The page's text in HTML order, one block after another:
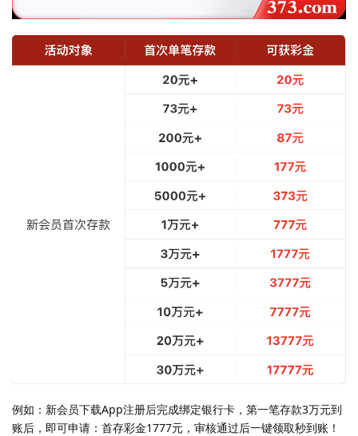
例如：新会员下载App注册后完成绑定银行卡，第一笔存款3万元到
账后，即可申请：首存彩金1777元，审核通过后一键领取秒到账！